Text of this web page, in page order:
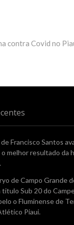
contra Covid no
Francisco Santos
o melhor resultado da
de Campo Grande
Sub 20 do
o Fluminense de
Piaui.